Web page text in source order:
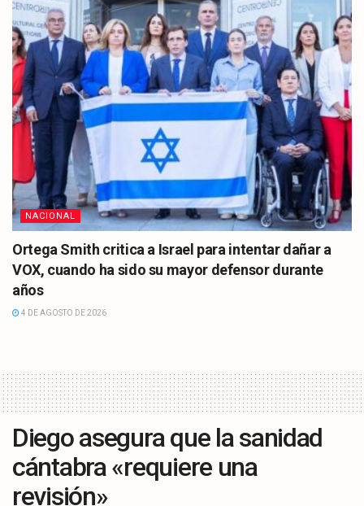
NACIONAL
Ortega Smith critica a Israel para intentar dañar a
VOX, cuando ha sido su mayor defensor durante
años
4 DE AGOSTO DE 2026
Diego asegura que la sanidad
cántabra «requiere una
revisión»